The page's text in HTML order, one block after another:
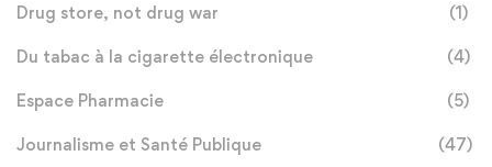
Drug store, not drug war (1)
Du tabac à la cigarette électronique (4)
Espace Pharmacie (5)
Journalisme et Santé Publique (47)